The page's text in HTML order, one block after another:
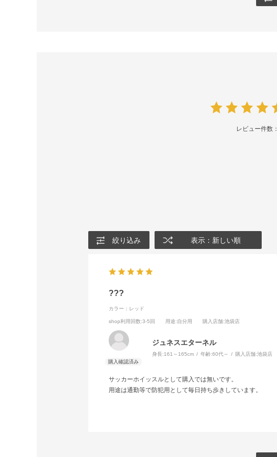
レビュー件数：
絞り込み 表示：新しい順
???
カラー：レッド
shop利用回数:3-5回 用途:自分用 購入店舗:池袋店
ジュネスエターネル
身長:161～165cm 年齢:60代～ 購入店舗:池袋店
サッカーホイッスルとして購入では無いです。
用途は通勤等で防犯用として毎日持ち歩きしています。